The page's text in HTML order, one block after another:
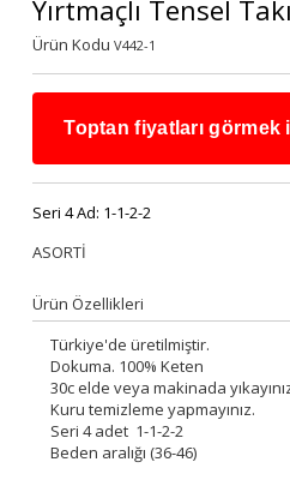
Yırtmaçlı Tensel
Ürün Kodu V442-1
Toptan fiyatları
Seri 4 Ad: 1-1-2-2
ASORTİ
Ürün Özellikleri
Türkiye'de üretilmiştir.
Dokuma. 100% Keten
30c elde veya makinada
Kuru temizleme yapmayınız.
Seri 4 adet 1-1-2-2
Beden aralığı (36-46)